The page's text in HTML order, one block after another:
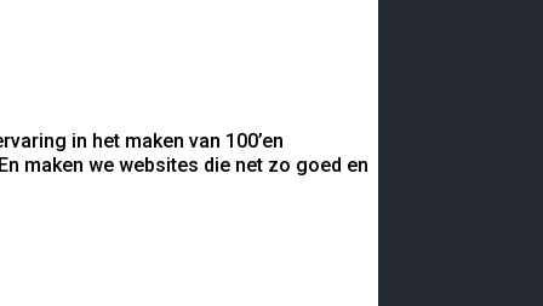
in het maken van 100’en
maken we websites die net zo goed en